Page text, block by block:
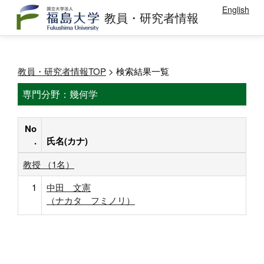
教員・研究者情報 English
教員・研究者情報TOP > 検索結果一覧
専門分野：幾何学
No
.
氏名(カナ)
教授 （1名）
1
中田 文憲
（ナカタ フミノリ）